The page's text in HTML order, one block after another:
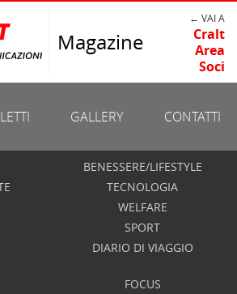
Magazine
← VAI A
Cralt
Area
Soci
GALLERY CONTATTI
BENESSERE/LIFESTYLE
TECNOLOGIA
WELFARE
SPORT
DIARIO DI VIAGGIO
FOCUS